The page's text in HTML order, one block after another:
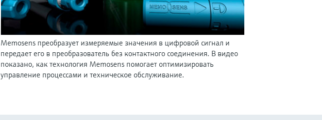
Memosens преобразует измеряемые значения в цифровой сигнал и
передает его в преобразователь без контактного соединения. В видео
показано, как технология Memosens помогает оптимизировать
управление процессами и техническое обслуживание.